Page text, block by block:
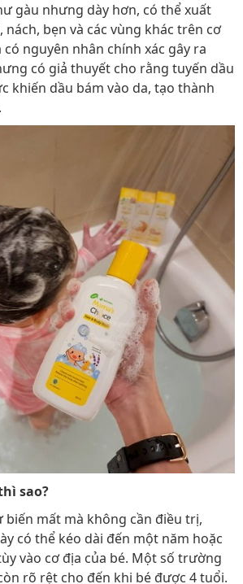
gàu nhưng dày hơn, có thể xuất
bẹn và các vùng khác trên cơ
nguyên nhân chính xác gây ra
có giả thuyết cho rằng tuyến dầu
khiến dầu bám vào da, tạo thành
sao?
biến mất mà không cần điều trị,
có thể kéo dài đến một năm hoặc
vào cơ địa của bé. Một số trường
rõ rệt cho đến khi bé được 4 tuổi.